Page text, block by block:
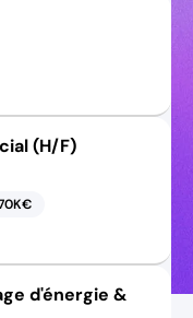
(H/F)
d'énergie &